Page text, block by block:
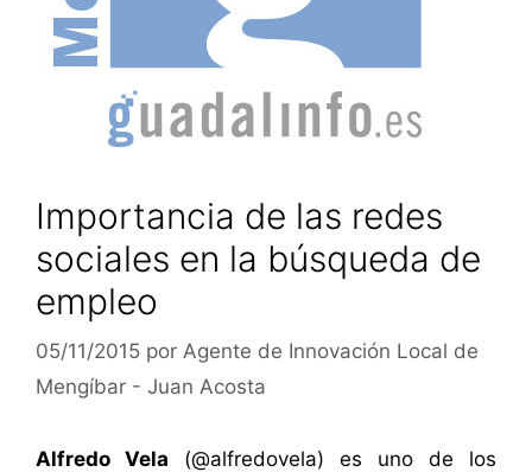
Importancia de las redes
sociales en la búsqueda de
empleo
05/11/2015 por Agente de Innovación Local de
Mengíbar - Juan Acosta
Alfredo Vela (@alfredovela) es uno de los